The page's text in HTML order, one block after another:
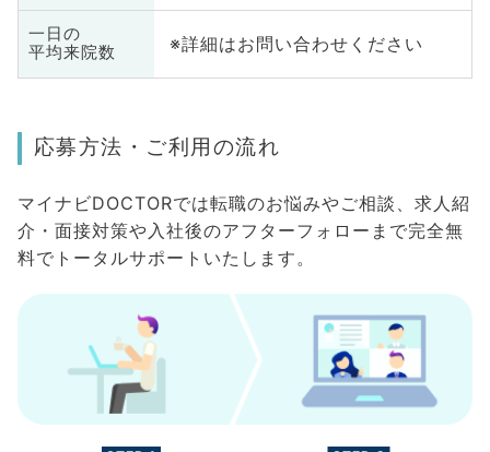
一日の
平均来院数
※詳細はお問い合わせください
応募方法・ご利用の流れ
マイナビDOCTORでは転職のお悩みやご相談、求人紹
介・面接対策や入社後のアフターフォローまで完全無
料でトータルサポートいたします。